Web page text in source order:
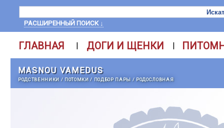
РАСШИРЕННЫЙ ПОИСК ↓
ГЛАВНАЯ | ДОГИ И ЩЕНКИ |
MASNOU VAMEDUS
РОДСТВЕННИКИ / ПОТОМКИ/ ПОДБОР ПАРЫ / РОДОСЛОВНАЯ